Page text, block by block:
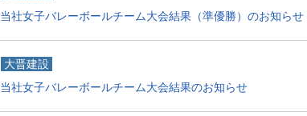
当社女子バレーボールチーム大会結果（準優勝）のお知らせ
大晋建設
当社女子バレーボールチーム大会結果のお知らせ